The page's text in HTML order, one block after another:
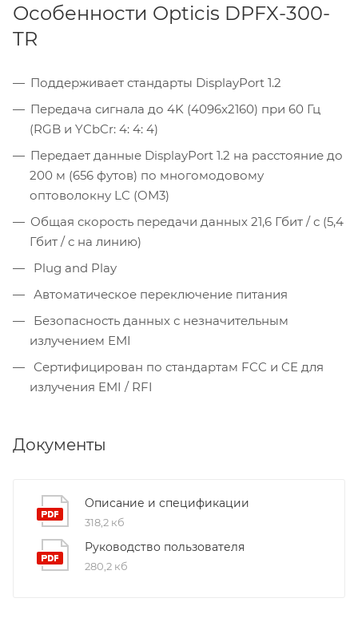
Особенности Opticis DPFX-300-
TR
Поддерживает стандарты DisplayPort 1.2
Передача сигнала до 4K (4096x2160) при 60 Гц
(RGB и YCbCr: 4: 4: 4)
Передает данные DisplayPort 1.2 на расстояние до
200 м (656 футов) по многомодовому
оптоволокну LC (OM3)
Общая скорость передачи данных 21,6 Гбит / с (5,4
Гбит / с на линию)
Plug and Play
Автоматическое переключение питания
Безопасность данных с незначительным
излучением EMI
Сертифицирован по стандартам FCC и CE для
излучения EMI / RFI
Документы
Описание и спецификации
318,2 кб
Руководство пользователя
280,2 кб